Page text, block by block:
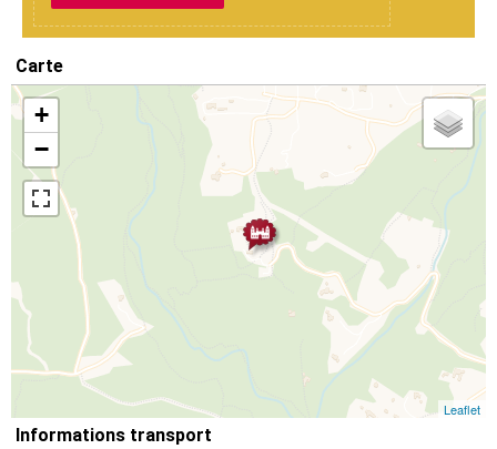
Carte
+
−
Leaflet
Informations transport